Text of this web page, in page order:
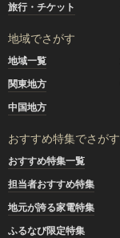
旅行・チケット
地域でさがす
地域一覧
関東地方
中国地方
おすすめ特集でさがす
おすすめ特集一覧
担当者おすすめ特集
地元が誇る家電特集
ふるなび限定特集